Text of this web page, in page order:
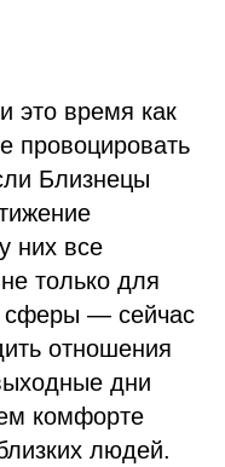
это время как
провоцировать
Близнецы
них все
только для
сферы — сейчас
отношения
дни
комфорте
людей.